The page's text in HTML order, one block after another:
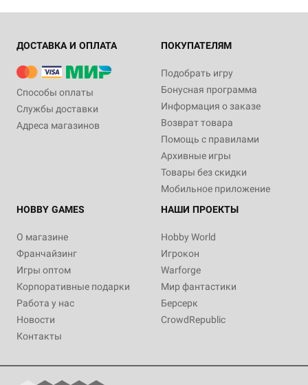
ДОСТАВКА И ОПЛАТА
Способы оплаты
Службы доставки
Адреса магазинов
ПОКУПАТЕЛЯМ
Подобрать игру
Бонусная программа
Информация о заказе
Возврат товара
Помощь с правилами
Архивные игры
Товары без скидки
Мобильное приложение
HOBBY GAMES
О магазине
Франчайзинг
Игры оптом
Корпоративные подарки
Работа у нас
Новости
Контакты
НАШИ ПРОЕКТЫ
Hobby World
Игрокон
Warforge
Мир фантастики
Берсерк
CrowdRepublic